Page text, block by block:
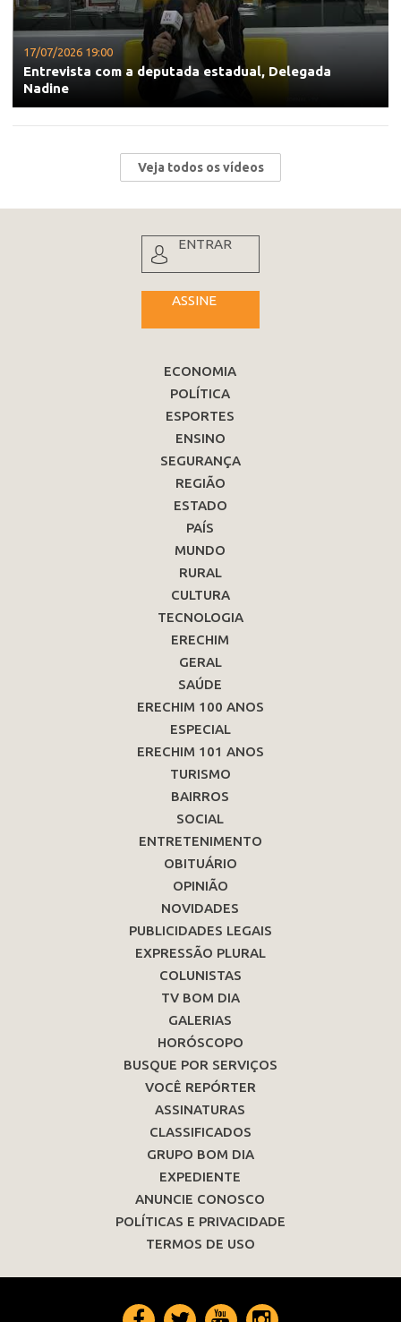
17/07/2026 19:00
Entrevista com a deputada estadual, Delegada
Nadine
Veja todos os vídeos
ENTRAR
ASSINE
ECONOMIA
POLÍTICA
ESPORTES
ENSINO
SEGURANÇA
REGIÃO
ESTADO
PAÍS
MUNDO
RURAL
CULTURA
TECNOLOGIA
ERECHIM
GERAL
SAÚDE
ERECHIM 100 ANOS
ESPECIAL
ERECHIM 101 ANOS
TURISMO
BAIRROS
SOCIAL
ENTRETENIMENTO
OBITUÁRIO
OPINIÃO
NOVIDADES
PUBLICIDADES LEGAIS
EXPRESSÃO PLURAL
COLUNISTAS
TV BOM DIA
GALERIAS
HORÓSCOPO
BUSQUE POR SERVIÇOS
VOCÊ REPÓRTER
ASSINATURAS
CLASSIFICADOS
GRUPO BOM DIA
EXPEDIENTE
ANUNCIE CONOSCO
POLÍTICAS E PRIVACIDADE
TERMOS DE USO